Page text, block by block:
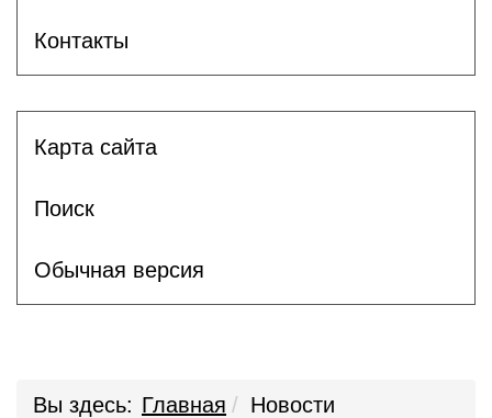
Контакты
Карта сайта
Поиск
Обычная версия
Вы здесь: Главная Новости